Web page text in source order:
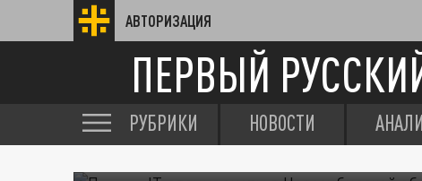
АВТОРИЗАЦИЯ
ПЕРВЫЙ
РУБРИКИ НОВОСТИ